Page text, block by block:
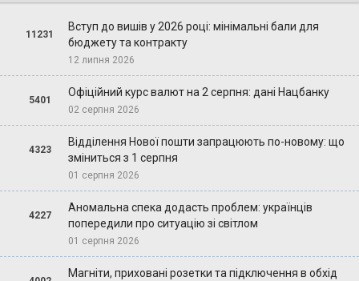
11231
Вступ до вишів у 2026 році: мінімальні бали для
бюджету та контракту
12 липня 2026
5401
Офіційний курс валют на 2 серпня: дані Нацбанку
02 серпня 2026
4323
Відділення Нової пошти запрацюють по-новому: що
зміниться з 1 серпня
01 серпня 2026
4227
Аномальна спека додасть проблем: українців
попередили про ситуацію зі світлом
01 серпня 2026
Магніти, приховані розетки та підключення в обхід